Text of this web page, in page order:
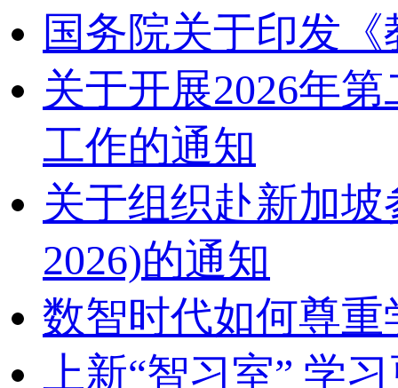
国务院关于印发
关于开展2026年
工作的通知
关于组织赴新加坡
2026)的通知
数智时代如何尊重
上新“智习室” 学